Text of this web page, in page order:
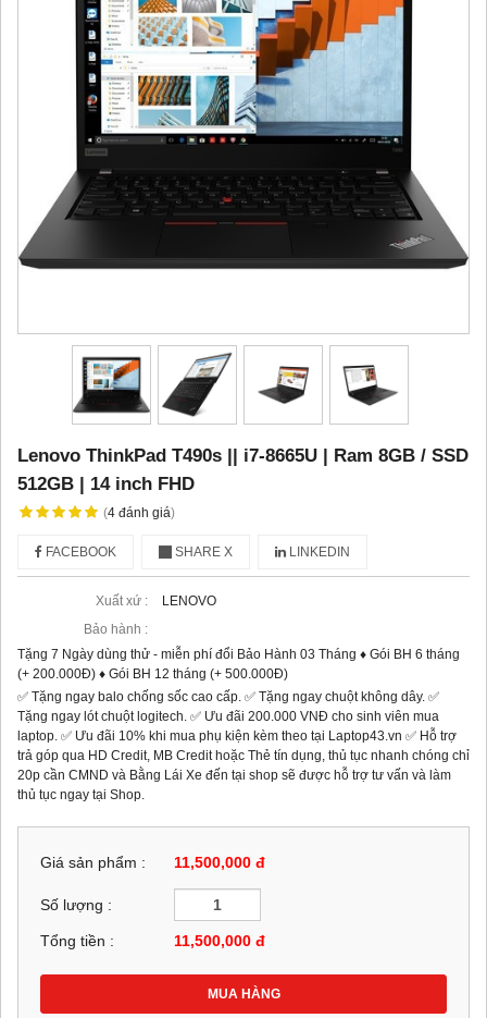
Lenovo ThinkPad T490s || i7-8665U | Ram 8GB / SSD
512GB | 14 inch FHD
(4 đánh giá)
FACEBOOK SHARE X LINKEDIN
Xuất xứ :
LENOVO
Bảo hành :
Tặng 7 Ngày dùng thử - miễn phí đổi Bảo Hành 03 Tháng ♦ Gói BH 6 tháng
(+ 200.000Đ) ♦ Gói BH 12 tháng (+ 500.000Đ)
✅ Tặng ngay balo chống sốc cao cấp. ✅ Tặng ngay chuột không dây. ✅
Tặng ngay lót chuột logitech. ✅ Ưu đãi 200.000 VNĐ cho sinh viên mua
laptop. ✅ Ưu đãi 10% khi mua phụ kiện kèm theo tại Laptop43.vn ✅ Hỗ trợ
trả góp qua HD Credit, MB Credit hoặc Thẻ tín dụng, thủ tục nhanh chóng chỉ
20p cần CMND và Bằng Lái Xe đến tại shop sẽ được hỗ trợ tư vấn và làm
thủ tục ngay tại Shop.
Giá sản phẩm : 11,500,000 đ
Số lượng :
Tổng tiền : 11,500,000 đ
MUA HÀNG